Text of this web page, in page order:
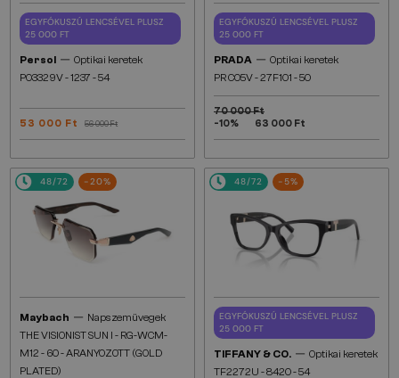
EGYFÓKUSZÚ LENCSÉVEL PLUSZ
25 000 FT
Persol — Optikai keretek
PO3329V - 1237 - 54
53 000 Ft 56 000 Ft
EGYFÓKUSZÚ LENCSÉVEL PLUSZ
25 000 FT
PRADA — Optikai keretek
PR C05V - 27F1O1 - 50
70 000 Ft
-10%
63 000 Ft
48/72 -20%
Maybach — Napszemüvegek
THE VISIONIST SUN I - RG-WCM-
M12 - 60 - ARANYOZOTT (GOLD
PLATED)
48/72 -5%
EGYFÓKUSZÚ LENCSÉVEL PLUSZ
25 000 FT
TIFFANY & CO. — Optikai keretek
TF2272U - 8420 - 54